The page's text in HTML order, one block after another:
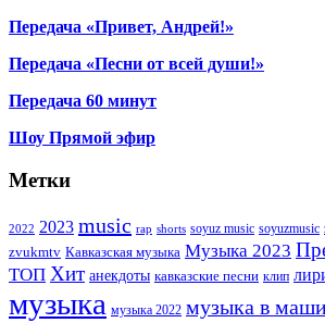
Передача «Привет, Андрей!»
Передача «Песни от всей души!»
Передача 60 минут
Шоу Прямой эфир
Метки
2022 2023 music rap shorts soyuz music soyuzmusic
zvukmtv Кавказская музыка Музыка 2023
ТОП Хит анекдоты кавказские песни клип
музыка музыка 2022 музыка в